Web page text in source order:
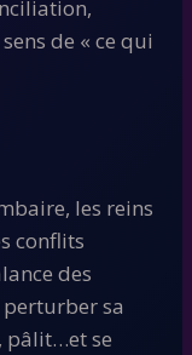
de « ce qui
les reins
conflits
des
sa
pâlit…et se